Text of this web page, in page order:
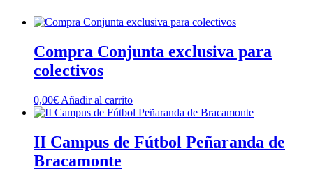
Compra Conjunta exclusiva para
colectivos
0,00€ Añadir al carrito
II Campus de Fútbol Peñaranda de
Bracamonte